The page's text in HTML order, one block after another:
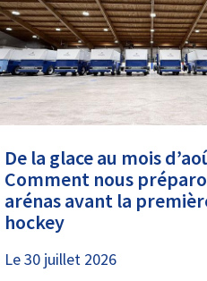
De la glace au mois
Comment nous
arénas avant la
hockey
Le30 juillet 2026